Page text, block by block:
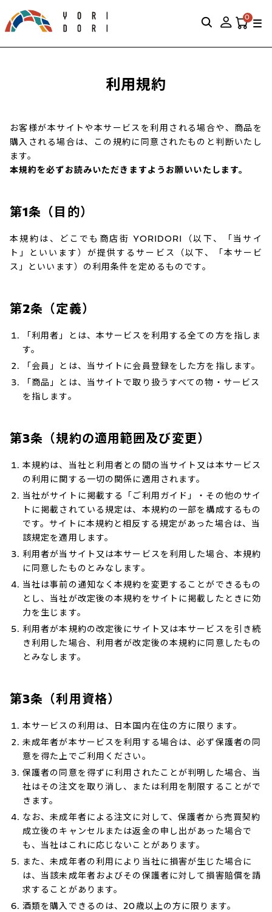
0
利用規約
お客様が本サイトや本サービスを利用される場合や、商品を
購入される場合は、この規約に同意されたものと判断いたし
ます。
本規約を必ずお読みいただきますようお願いいたします。
第1条（目的）
本規約は、どこでも商店街 YORIDORI（以下、「当サイ
ト」といいます）が提供するサービス（以下、「本サービ
ス」といいます）の利用条件を定めるものです。
第2条（定義）
「利用者」とは、本サービスを利用する全ての方を指しま
す。
「会員」とは、当サイトに会員登録をした方を指します。
「商品」とは、当サイトで取り扱うすべての物・サービス
を指します。
第3条（規約の適用範囲及び変更）
本規約は、当社と利用者との間の当サイト又は本サービス
の利用に関する一切の関係に適用されます。
当社がサイトに掲載する「ご利用ガイド」・その他のサイ
トに掲載されている規定は、本規約の一部を構成するもの
です。サイトに本規約と相反する規定があった場合は、当
該規定を適用します。
利用者が当サイト又は本サービスを利用した場合、本規約
に同意したものとみなします。
当社は事前の通知なく本規約を変更することができるもの
とし、当社が改定後の本規約をサイトに掲載したときに効
力を生じます。
利用者が本規約の改定後にサイト又は本サービスを引き続
き利用した場合、利用者が改定後の本規約に同意したもの
とみなします。
第3条（利用資格）
本サービスの利用は、日本国内在住の方に限ります。
未成年者が本サービスを利用する場合は、必ず保護者の同
意を得た上でご利用ください。
保護者の同意を得ずに利用されたことが判明した場合、当
社はその注文を取り消し、または利用を制限することがで
きます。
なお、未成年者による注文に対して、保護者から売買契約
成立後のキャンセルまたは返金の申し出があった場合で
も、当社はこれに応じないことがあります。
また、未成年者の利用により当社に損害が生じた場合に
は、当該未成年者およびその保護者に対して損害賠償を請
求することがあります。
酒類を購入できるのは、20歳以上の方に限ります。